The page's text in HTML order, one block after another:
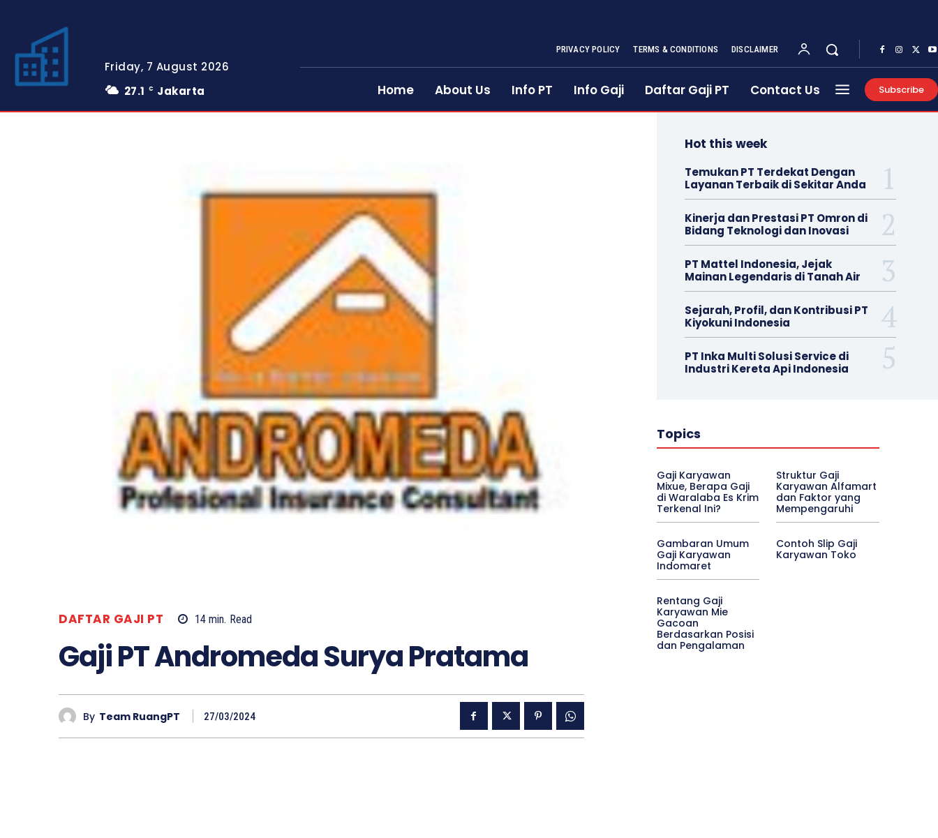
Friday, 7 August 2026
27.1
C Jakarta
PRIVACY POLICY TERMS & CONDITIONS DISCLAIMER
Home About Us Info PT Info Gaji Daftar Gaji PT Contact Us Subscribe
DAFTAR GAJI PT 14 min. Read
Gaji PT Andromeda Surya Pratama
By Team RuangPT 27/03/2024
Hot this week
Temukan PT Terdekat Dengan
Layanan Terbaik di Sekitar Anda
Kinerja dan Prestasi PT Omron di
Bidang Teknologi dan Inovasi
PT Mattel Indonesia, Jejak
Mainan Legendaris di Tanah Air
Sejarah, Profil, dan Kontribusi PT
Kiyokuni Indonesia
PT Inka Multi Solusi Service di
Industri Kereta Api Indonesia
Topics
Gaji Karyawan
Mixue, Berapa Gaji
di Waralaba Es Krim
Terkenal Ini?
Struktur Gaji
Karyawan Alfamart
dan Faktor yang
Mempengaruhi
Gambaran Umum
Gaji Karyawan
Indomaret
Contoh Slip Gaji
Karyawan Toko
Rentang Gaji
Karyawan Mie
Gacoan
Berdasarkan Posisi
dan Pengalaman